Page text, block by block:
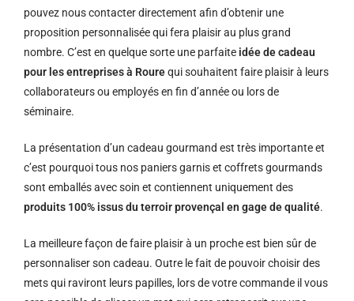
pouvez nous contacter directement afin d’obtenir une
proposition personnalisée qui fera plaisir au plus grand
nombre. C’est en quelque sorte une parfaite idée de cadeau
pour les entreprises à Rourequi souhaitent faire plaisir à leurs
collaborateurs ou employés en fin d’année ou lors de
séminaire.
La présentation d’un cadeau gourmand est très importante et
c’est pourquoi tous nos paniers garnis et coffrets gourmands
sont emballés avec soin et contiennent uniquement des
produits 100% issus du terroir provençal en gage de qualité.
La meilleure façon de faire plaisir à un proche est bien sûr de
personnaliser son cadeau. Outre le fait de pouvoir choisir des
mets qui raviront leurs papilles, lors de votre commande il vous